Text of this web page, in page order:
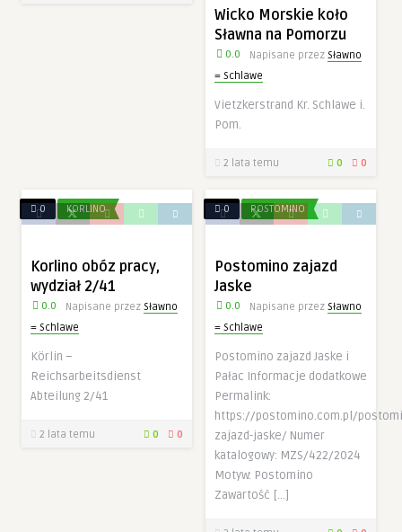
Wicko Morskie koło
Sławna na Pomorzu
0.0 Napisane przez Sławno
= Schlawe
Vietzkerstrand Kr. Schlawe i.
Pom.
2 lata temu 0 0
0 KORLINO
Korlino obóz pracy,
wydział 2/41
0.0 Napisane przez Sławno
= Schlawe
Körlin –
Reichsarbeitsdienst
Abteilung 2/41
2 lata temu 0 0
0 POSTOMINO
Postomino zajazd
Jaske
0.0 Napisane przez Sławno
= Schlawe
Postomino zajazd Jaske i
Pałac Informacje dodatkowe
Permalink:
https://postomino.com.pl/
zajazd-jaske/ Numer
katalogowy: MZS/422/2024
Motyw: Postomino
Zawartość […]